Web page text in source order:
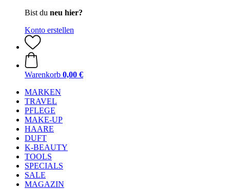
Bist du neu hier?
Konto erstellen
Warenkorb 0,00 €
MARKEN
TRAVEL
PFLEGE
MAKE-UP
HAARE
DUFT
K-BEAUTY
TOOLS
SPECIALS
SALE
MAGAZIN